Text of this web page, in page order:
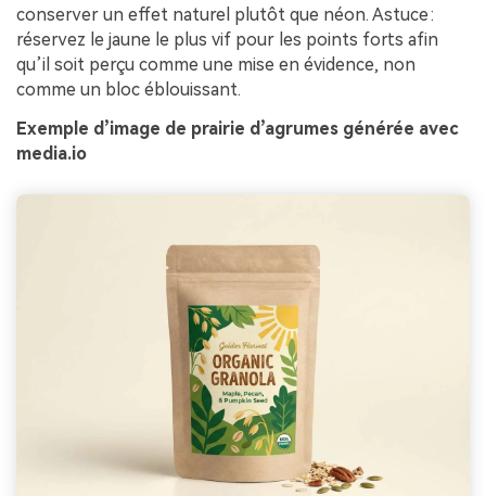
conserver un effet naturel plutôt que néon. Astuce :
réservez le jaune le plus vif pour les points forts afin
qu’il soit perçu comme une mise en évidence, non
comme un bloc éblouissant.
Exemple d’image de prairie d’agrumes générée avec
media.io